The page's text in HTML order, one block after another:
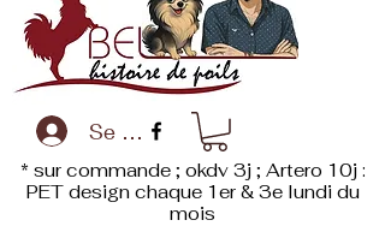
Se connecter
* sur commande ; okdv 3j ; Artero 10j :
PET designchaque 1er & 3e lundi du
mois